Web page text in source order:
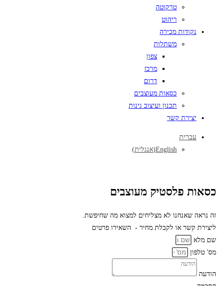
טרקוטה
ריהוט
נקודות מכירה
משתלות
צפון
מרכז
דרום
כסאות מעוצבים
תכנון ועיצוב גינות
יצירת קשר
עברית
English
(אנגלית)
כסאות פלסטיק מעוצבים
זה נראה שאנחנו לא מצליחים למצוא מה שחיפשת.
ליצירת קשר או לקבלת מחיר - השאירו פרטים
שם מלא
מס' טלפון
הודעה